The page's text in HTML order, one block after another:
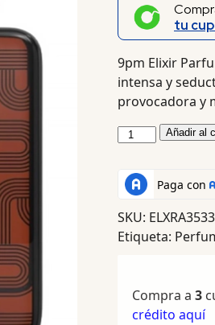
tu
9pm Elixir
intensa y
provocadora y
Añadir al
SKU: ELXRA3533
Etiqueta:
Compra a 3
crédito aquí